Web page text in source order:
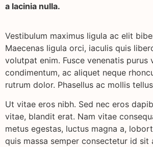
a lacinia nulla.
Vestibulum maximus ligula ac elit
Maecenas ligula orci, iaculis quis
volutpat enim. Fusce venenatis purus
condimentum, ac aliquet neque
rutrum dolor. Phasellus ac mollis
Ut vitae eros nibh. Sed nec eros
vitae, blandit erat. Nam vitae
metus egestas, luctus magna a,
quis massa semper consectetur id sit